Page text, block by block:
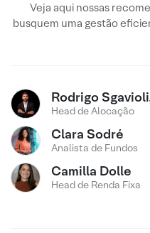
Veja aqui nossas
busquem uma gestão
Rodrigo
Head de Alocação
Clara Sodré
Analista de Fundos
Camilla Dolle
Head de Renda Fixa